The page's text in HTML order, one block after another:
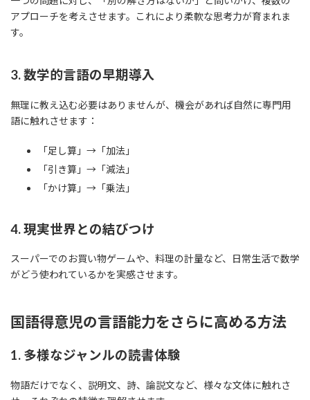
アプローチを考えさせます。これにより柔軟な思考力が育まれま
す。
3. 数学的言語の早期導入
無理に教え込む必要はありませんが、機会があれば自然に専門用
語に触れさせます：
「足し算」→「加法」
「引き算」→「減法」
「かけ算」→「乗法」
4. 現実世界との結びつけ
スーパーでのお買い物ゲームや、料理の計量など、日常生活で数学
がどう使われているかを実感させます。
国語得意児の言語能力をさらに高める方法
1. 多様なジャンルの読書体験
物語だけでなく、説明文、詩、論説文など、様々な文体に触れさ